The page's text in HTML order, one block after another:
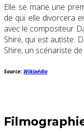
Elle se marie une
de qui elle divorcera
avec le compositeur
Shire, qui est autiste.
Shire, un scénariste
Source: Wikipédia